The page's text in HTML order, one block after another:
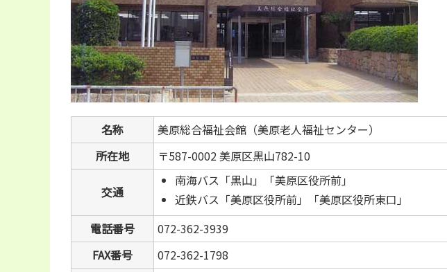
名称
美原総合福祉会館（美原老人福祉センター）
所在地
〒587-0002 美原区黒山782-10
交通
南海バス「黒山」「美原区役所前」
近鉄バス「美原区役所前」「美原区役所東口」
電話番号
072-362-3939
FAX番号
072-362-1798